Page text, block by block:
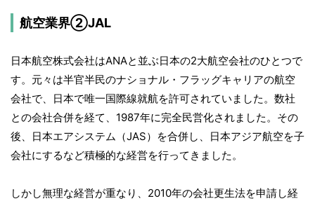
航空業界②JAL
日本航空株式会社はANAと並ぶ日本の2大航空会社のひとつで
す。元々は半官半民のナショナル・フラッグキャリアの航空
会社で、日本で唯一国際線就航を許可されていました。数社
との会社合併を経て、1987年に完全民営化されました。その
後、日本エアシステム（JAS）を合併し、日本アジア航空を子
会社にするなど積極的な経営を行ってきました。
しかし無理な経営が重なり、2010年の会社更生法を申請し経